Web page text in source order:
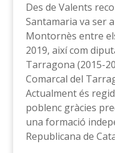
Des de Valents
Santamaria va ser
Montornès entre
2019, així com
Tarragona (2015-
Comarcal del
Actualment és
poblenc gràcies
una formació
Republicana de